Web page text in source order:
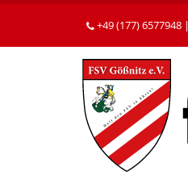
Betätigen
die
+49 (177) 6577948 |